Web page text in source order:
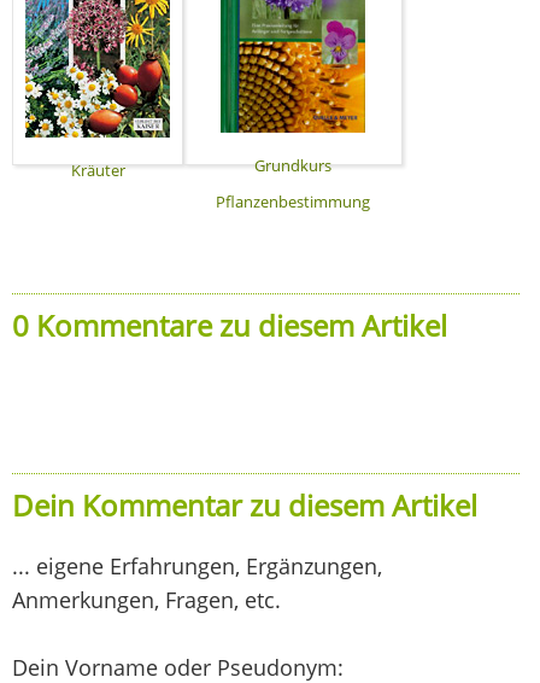
Kräuter
Grundkurs
Pflanzenbestimmung
0 Kommentare zu diesem Artikel
Dein Kommentar zu diesem Artikel
... eigene Erfahrungen, Ergänzungen,
Anmerkungen, Fragen, etc.
Dein Vorname oder Pseudonym: